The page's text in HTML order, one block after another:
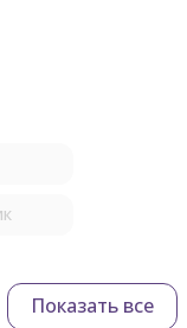
Показать все